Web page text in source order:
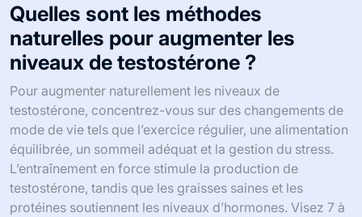
Quelles sont les méthodes
naturelles pour augmenter les
niveaux de testostérone ?
Pour augmenter naturellement les niveaux de
testostérone, concentrez-vous sur des changements de
mode de vie tels que l’exercice régulier, une alimentation
équilibrée, un sommeil adéquat et la gestion du stress.
L’entraînement en force stimule la production de
testostérone, tandis que les graisses saines et les
protéines soutiennent les niveaux d’hormones. Visez 7 à